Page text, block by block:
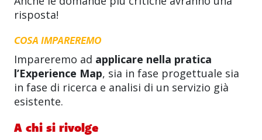
risposta!
COSA IMPAREREMO
Impareremo ad applicare nella pratica
l’Experience Map, sia in fase progettuale sia
in fase di ricerca e analisi di un servizio già
esistente.
A chi si rivolge